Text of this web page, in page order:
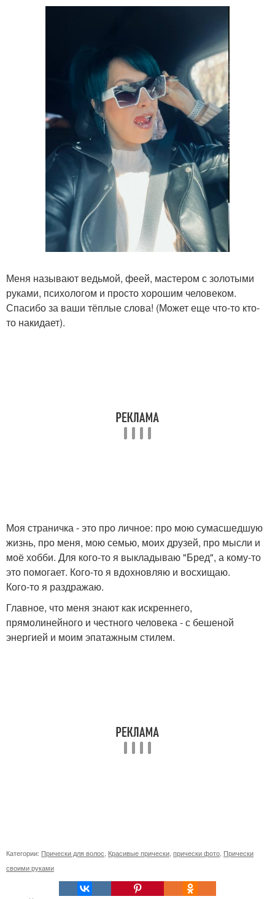
Меня называют ведьмой, феей, мастером с золотыми
руками, психологом и просто хорошим человеком.
Спасибо за ваши тёплые слова! (Может еще что-то кто-
то накидает).
Моя страничка - это про личное: про мою сумасшедшую
жизнь, про меня, мою семью, моих друзей, про мысли и
моё хобби. Для кого-то я выкладываю "Бред", а кому-то
это помогает. Кого-то я вдохновляю и восхищаю.
Кого-то я раздражаю.
Главное, что меня знают как искреннего,
прямолинейного и честного человека - с бешеной
энергией и моим эпатажным стилем.
Категории: Прически для волос Красивые прически прически фото Прически
своими руками